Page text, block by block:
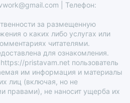
| Телефон:
за размещенную
о каких либо услугах или
читателями.
для ознакомления.
pristavam.net пользователь
им информация и материалы
лиц (включая, но не
правами), не наносит ущерба их